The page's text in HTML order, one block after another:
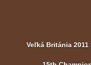
Veľká Británia